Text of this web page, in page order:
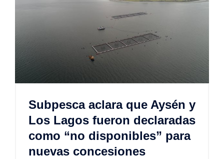
Subpesca aclara que Aysén y
Los Lagos fueron declaradas
como “no disponibles” para
nuevas concesiones